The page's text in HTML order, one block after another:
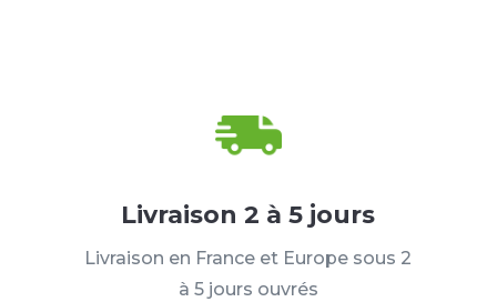
Livraison 2 à 5 jours
Livraison en France et Europe sous 2
à 5 jours ouvrés